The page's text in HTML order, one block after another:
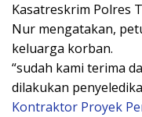
Kasatreskrim Polres
Nur mengatakan,
keluarga korban.
“sudah kami terima
dilakukan
Kontraktor Proyek